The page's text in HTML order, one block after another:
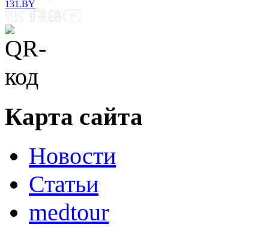
131.BY
Карта сайта
Новости
Статьи
medtour